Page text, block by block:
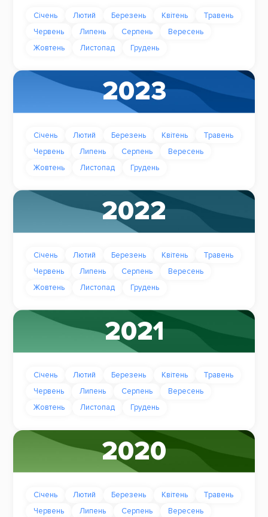
Січень Лютий Березень Квітень
Травень
Червень
Липень Серпень
Вересень
Жовтень
Листопад Грудень
2023
Січень Лютий Березень Квітень
Травень
Червень
Липень Серпень
Вересень
Жовтень
Листопад Грудень
2022
Січень Лютий Березень Квітень
Травень
Червень
Липень Серпень
Вересень
Жовтень
Листопад Грудень
2021
Січень Лютий Березень Квітень
Травень
Червень
Липень Серпень
Вересень
Жовтень
Листопад Грудень
2020
Січень Лютий Березень Квітень
Травень
Червень
Липень Серпень
Вересень